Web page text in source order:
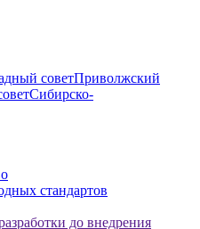
советПриволжский
Сибирско-
стандартов
до внедрения